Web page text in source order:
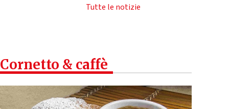
Tutte le notizie
Cornetto & caffè